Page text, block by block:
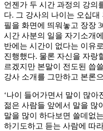
언젠가 두 시간 과정의 강의
다. 그 강사의 나이는 오십
필을 화면에 띄워놓고 장장
시간 사분의 일을 자기소개
반에는 시간이 없다는 이유
진행했다. 물론 자신을 자랑
르겠지만 본말이 전도된 씁
강사 소개를 그만하고 본론
‘나이 들어가면서 말이 많아
젊은 사람들 앞에서 말을 많
말을 많이 하다보면 쓸데없
하기도하고 듣는 사람에 따